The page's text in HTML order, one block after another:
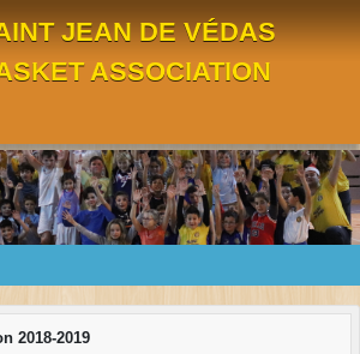
JEAN DE VÉDAS
ASSOCIATION
2018-2019
cookies